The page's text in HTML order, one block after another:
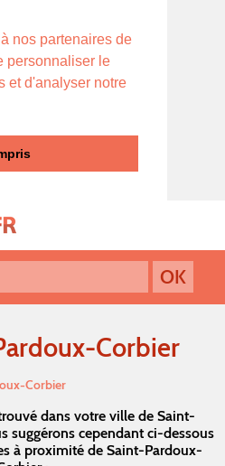
nos partenaires de
personnaliser le
et d'analyser notre
Corbier
Corbier
dans votre ville de Saint-
suggérons cependant ci-dessous
à proximité de Saint-Pardoux-